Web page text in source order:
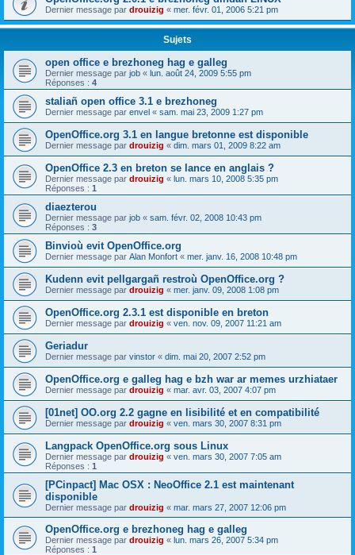
Dernier message par drouizig « mer. févr. 01, 2006 5:21 pm
Sujets
open office e brezhoneg hag e galleg
Dernier message par job « lun. août 24, 2009 5:55 pm
Réponses : 4
staliañ open office 3.1 e brezhoneg
Dernier message par envel « sam. mai 23, 2009 1:27 pm
OpenOffice.org 3.1 en langue bretonne est disponible
Dernier message par drouizig « dim. mars 01, 2009 8:22 am
OpenOffice 2.3 en breton se lance en anglais ?
Dernier message par drouizig « lun. mars 10, 2008 5:35 pm
Réponses : 1
diaezterou
Dernier message par job « sam. févr. 02, 2008 10:43 pm
Réponses : 3
Binvioù evit OpenOffice.org
Dernier message par Alan Monfort « mer. janv. 16, 2008 10:48 pm
Kudenn evit pellgargañ restroù OpenOffice.org ?
Dernier message par drouizig « mer. janv. 09, 2008 1:08 pm
OpenOffice.org 2.3.1 est disponible en breton
Dernier message par drouizig « ven. nov. 09, 2007 11:21 am
Geriadur
Dernier message par vinstor « dim. mai 20, 2007 2:52 pm
OpenOffice.org e galleg hag e bzh war ar memes urzhiataer
Dernier message par drouizig « mar. avr. 03, 2007 4:07 pm
[01net] OO.org 2.2 gagne en lisibilité et en compatibilité
Dernier message par drouizig « ven. mars 30, 2007 8:31 pm
Langpack OpenOffice.org sous Linux
Dernier message par drouizig « ven. mars 30, 2007 7:05 am
Réponses : 1
[PCinpact] Mac OSX : NeoOffice 2.1 est maintenant
disponible
Dernier message par drouizig « mar. mars 27, 2007 12:06 pm
OpenOffice.org e brezhoneg hag e galleg
Dernier message par drouizig « lun. mars 26, 2007 5:34 pm
Réponses : 1